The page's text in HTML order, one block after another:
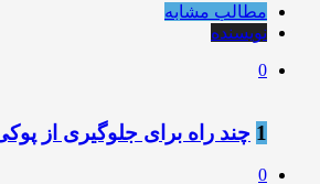
مطالب مشابه
نویسنده
0
1 چند راه برای جلوگیری از
0